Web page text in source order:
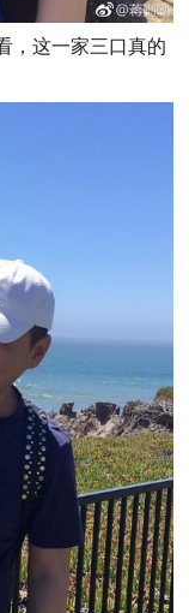
，这一家三口真的